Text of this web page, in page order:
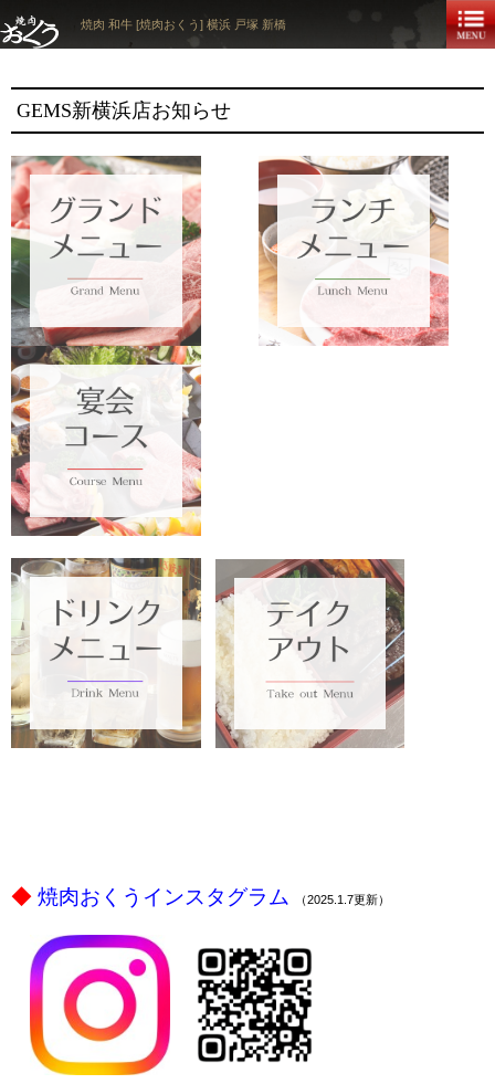
焼肉 和牛 [焼肉おくう] 横浜 戸塚 新橋
GEMS新横浜店お知らせ
◆ 焼肉おくうインスタグラム （2025.1.7更新）